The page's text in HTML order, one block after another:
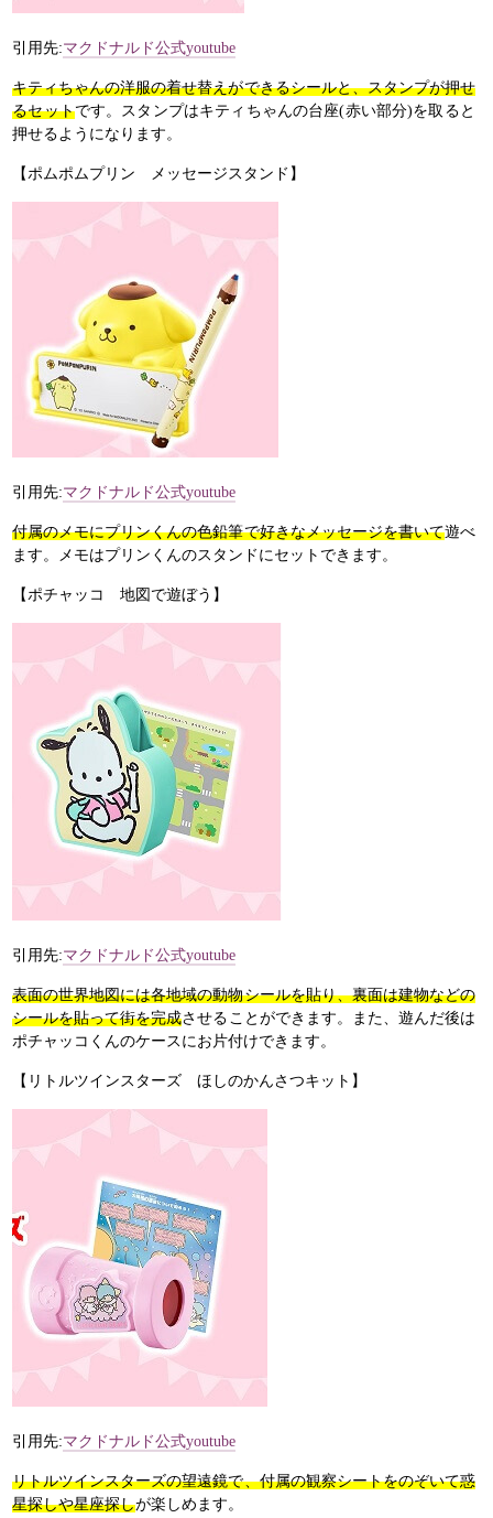
引用先:マクドナルド公式youtube
キティちゃんの洋服の着せ替えができるシールと、スタンプが押せ
るセットです。スタンプはキティちゃんの台座(赤い部分)を取ると
押せるようになります。
【ポムポムプリン メッセージスタンド】
引用先:マクドナルド公式youtube
付属のメモにプリンくんの色鉛筆で好きなメッセージを書いて遊べ
ます。メモはプリンくんのスタンドにセットできます。
【ポチャッコ 地図で遊ぼう】
引用先:マクドナルド公式youtube
表面の世界地図には各地域の動物シールを貼り、裏面は建物などの
シールを貼って街を完成させることができます。また、遊んだ後は
ポチャッコくんのケースにお片付けできます。
【リトルツインスターズ ほしのかんさつキット】
引用先:マクドナルド公式youtube
リトルツインスターズの望遠鏡で、付属の観察シートをのぞいて惑
星探しや星座探しが楽しめます。